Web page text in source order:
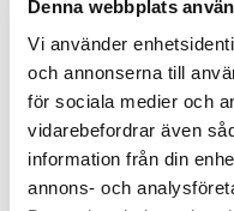
Denna webbplats
Vi använder
och annonserna till
för sociala medier och
vidarebefordrar även
information från din
annons- och